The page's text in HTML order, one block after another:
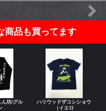
商品も買ってます
ん坊/グル
ハリウッドザコシショウ
（イエロ